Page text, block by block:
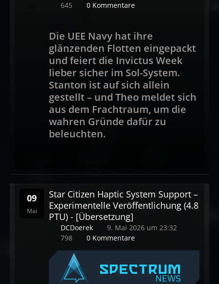
645 0 Kommentare
Die UEE Navy hat ihre
glänzenden Flotten eingepackt
und feiert die Invictus Week
lieber sicher im Sol-System.
Stanton ist auf sich allein
gestellt – und Theo meldet sich
aus dem Frachtraum, um die
wahren Gründe dafür zu
beleuchten.
09
Mai
Star Citizen Haptic System Support –
Experimentelle Veröffentlichung (4.8
PTU) - [Übersetzung]
DCDoerek
9. Mai 2026 um 23:32
798
0 Kommentare